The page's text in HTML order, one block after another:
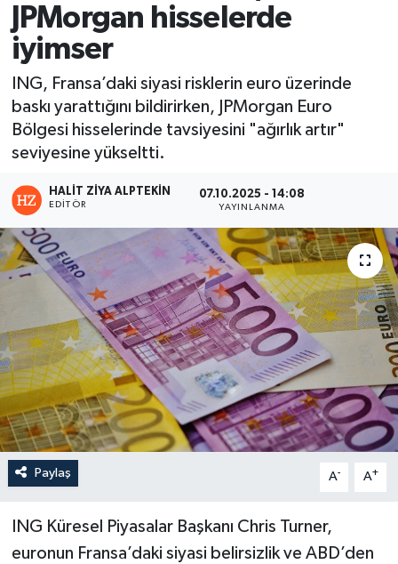
JPMorgan hisselerde
iyimser
ING, Fransa’daki siyasi risklerin euro üzerinde
baskı yarattığını bildirirken, JPMorgan Euro
Bölgesi hisselerinde tavsiyesini "ağırlık artır"
seviyesine yükseltti.
HALIT ZIYA ALPTEKIN
EDITÖR
07.10.2025 - 14:08
YAYINLANMA
Paylaş A- A+
ING Küresel Piyasalar Başkanı Chris Turner,
euronun Fransa’daki siyasi belirsizlik ve ABD’den